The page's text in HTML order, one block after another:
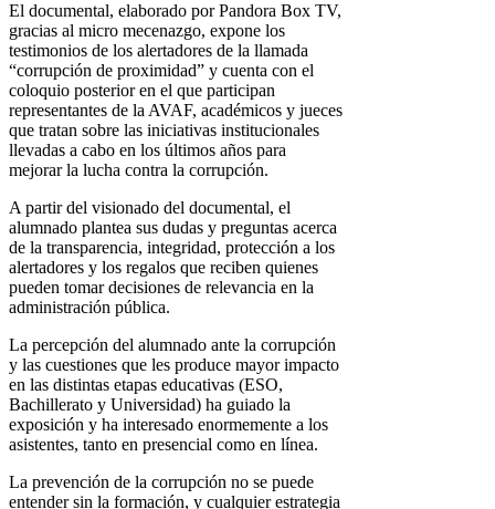
El documental, elaborado por Pandora Box TV,
gracias al micro mecenazgo, expone los
testimonios de los alertadores de la llamada
“corrupción de proximidad” y cuenta con el
coloquio posterior en el que participan
representantes de la AVAF, académicos y jueces
que tratan sobre las iniciativas institucionales
llevadas a cabo en los últimos años para
mejorar la lucha contra la corrupción.
A partir del visionado del documental, el
alumnado plantea sus dudas y preguntas acerca
de la transparencia, integridad, protección a los
alertadores y los regalos que reciben quienes
pueden tomar decisiones de relevancia en la
administración pública.
La percepción del alumnado ante la corrupción
y las cuestiones que les produce mayor impacto
en las distintas etapas educativas (ESO,
Bachillerato y Universidad) ha guiado la
exposición y ha interesado enormemente a los
asistentes, tanto en presencial como en línea.
La prevención de la corrupción no se puede
entender sin la formación, y cualquier estrategia